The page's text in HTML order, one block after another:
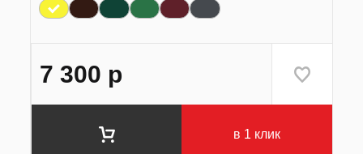
7 300 р
в 1 клик